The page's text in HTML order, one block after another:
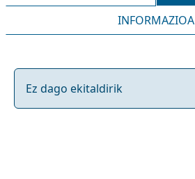
INFORMAZIOA
Ez dago ekitaldirik